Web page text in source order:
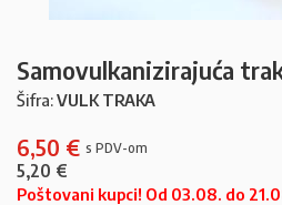
Samovulkanizirajuća
Šifra:VULK TRAKA
6,50 €
5,20 €
Poštovani kupci! Od 03.08. do